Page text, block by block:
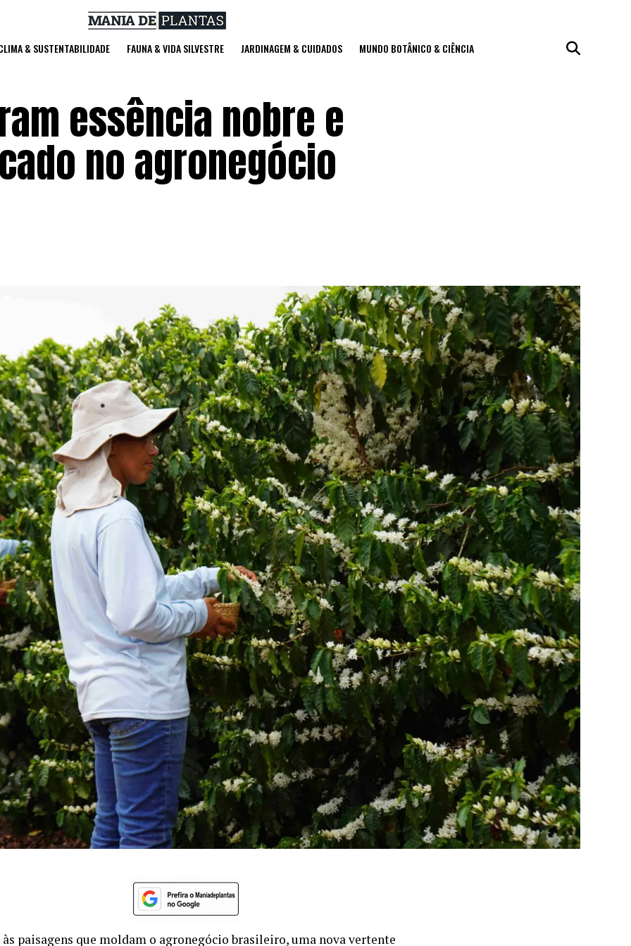
& SUSTENTABILIDADE FAUNA & VIDA SILVESTRE JARDINAGEM & CUIDADOS MUNDO BOTÂNICO & CIÊNCIA
essência nobre e
no agronegócio
paisagens que moldam o agronegócio brasileiro, uma nova vertente